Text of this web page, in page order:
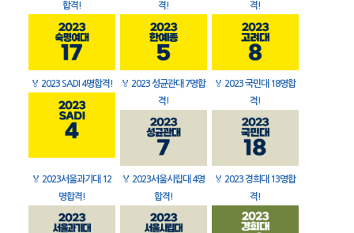
합격!
격!
격!
🏅 2023 SADI 4명합격! 🏅 2023 성균관대 7명합
격!
🏅 2023 국민대 18명합
격!
🏅 2023서울과기대 12
명합격!
🏅 2023서울시립대 4명
합격!
🏅 2023 경희대 13명합
격!